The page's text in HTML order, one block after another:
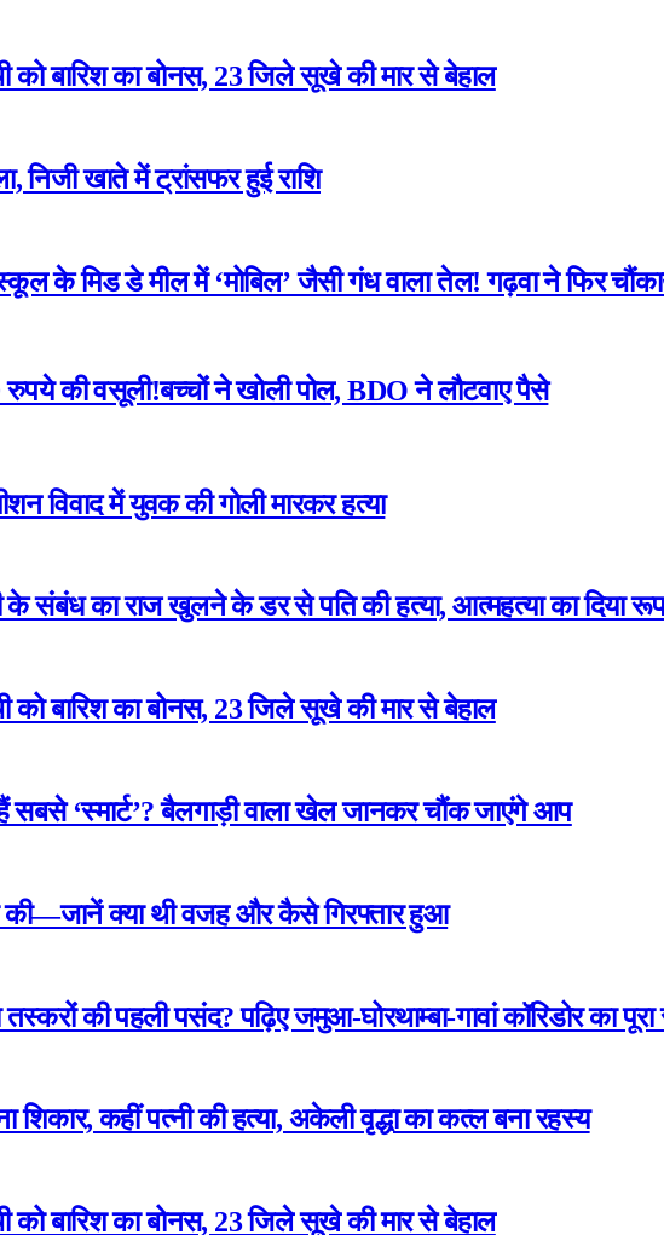
बारिश का बोनस, 23 जिले सूखे की मार से बेहाल
निजी खाते में ट्रांसफर हुई राशि
के मिड डे मील में ‘मोबिल’ जैसी गंध वाला तेल! गढ़वा ने फिर
की वसूली!बच्चों ने खोली पोल, BDO ने लौटवाए पैसे
में युवक की गोली मारकर हत्या
के संबंध का राज खुलने के डर से पति की हत्या, आत्महत्या का दिया
बारिश का बोनस, 23 जिले सूखे की मार से बेहाल
सबसे ‘स्मार्ट’? बैलगाड़ी वाला खेल जानकर चौंक जाएंगे आप
की—जानें क्या थी वजह और कैसे गिरफ्तार हुआ
तस्करों की पहली पसंद? पढ़िए जमुआ-घोरथाम्बा-गावां कॉरिडोर का
शिकार, कहीं पत्नी की हत्या, अकेली वृद्धा का कत्ल बना रहस्य
बारिश का बोनस, 23 जिले सूखे की मार से बेहाल